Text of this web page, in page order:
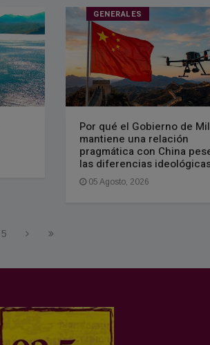
GENERALES
Por qué el Gobierno de
mantiene una relación
pragmática con China
las diferencias
05 Agosto, 2026
5